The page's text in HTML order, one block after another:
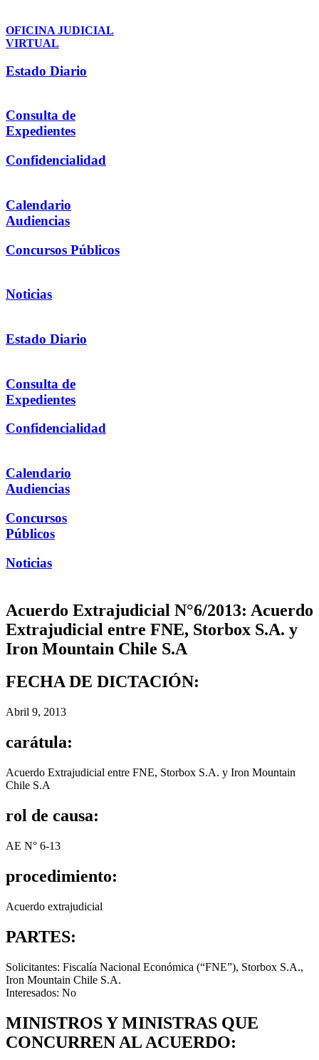
OFICINA JUDICIAL
VIRTUAL
Estado Diario
Consulta de
Expedientes
Confidencialidad
Calendario
Audiencias
Concursos Públicos
Noticias
Estado Diario
Consulta de
Expedientes
Confidencialidad
Calendario
Audiencias
Concursos
Públicos
Noticias
Acuerdo Extrajudicial N°6/2013: Acuerdo
Extrajudicial entre FNE, Storbox S.A. y
Iron Mountain Chile S.A
FECHA DE DICTACIÓN:
Abril 9, 2013
carátula:
Acuerdo Extrajudicial entre FNE, Storbox S.A. y Iron Mountain
Chile S.A
rol de causa:
AE N° 6-13
procedimiento:
Acuerdo extrajudicial
PARTES:
Solicitantes: Fiscalía Nacional Económica (“FNE”), Storbox S.A.,
Iron Mountain Chile S.A.
Interesados: No
MINISTROS Y MINISTRAS QUE
CONCURREN AL ACUERDO: